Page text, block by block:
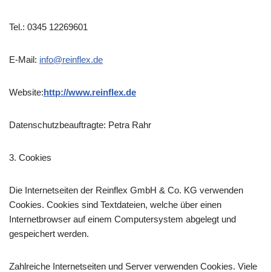
Tel.: 0345 12269601
E-Mail: info@reinflex.de
Website:http://www.reinflex.de
Datenschutzbeauftragte: Petra Rahr
3. Cookies
Die Internetseiten der Reinflex GmbH & Co. KG verwenden
Cookies. Cookies sind Textdateien, welche über einen
Internetbrowser auf einem Computersystem abgelegt und
gespeichert werden.
Zahlreiche Internetseiten und Server verwenden Cookies. Viele